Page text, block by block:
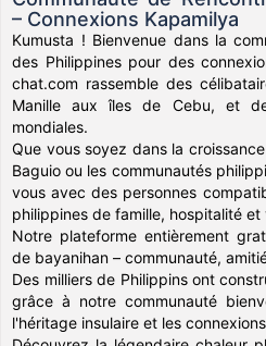
– Connexions Kapamilya
Kumusta ! Bienvenue dans la
des Philippines pour des
chat.com rassemble des
Manille aux îles de Cebu, et
mondiales.
Que vous soyez dans la
Baguio ou les communautés
vous avec des personnes
philippines de famille, hospitalité
Notre plateforme entièrement
de bayanihan – communauté,
Des milliers de Philippins ont
grâce à notre communauté
l'héritage insulaire et les